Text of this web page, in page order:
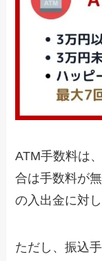
ATM手数料は
合は手数料が
の入出金に対
ただし、振込